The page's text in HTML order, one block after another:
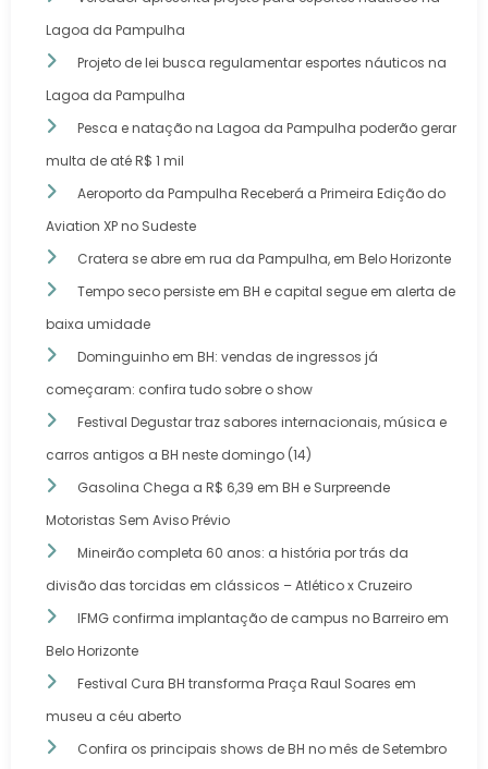
Lagoa da Pampulha
Projeto de lei busca regulamentar esportes náuticos na
Lagoa da Pampulha
Pesca e natação na Lagoa da Pampulha poderão gerar
multa de até R$ 1 mil
Aeroporto da Pampulha Receberá a Primeira Edição do
Aviation XP no Sudeste
Cratera se abre em rua da Pampulha, em Belo Horizonte
Tempo seco persiste em BH e capital segue em alerta de
baixa umidade
Dominguinho em BH: vendas de ingressos já
começaram: confira tudo sobre o show
Festival Degustar traz sabores internacionais, música e
carros antigos a BH neste domingo (14)
Gasolina Chega a R$ 6,39 em BH e Surpreende
Motoristas Sem Aviso Prévio
Mineirão completa 60 anos: a história por trás da
divisão das torcidas em clássicos – Atlético x Cruzeiro
IFMG confirma implantação de campus no Barreiro em
Belo Horizonte
Festival Cura BH transforma Praça Raul Soares em
museu a céu aberto
Confira os principais shows de BH no mês de Setembro